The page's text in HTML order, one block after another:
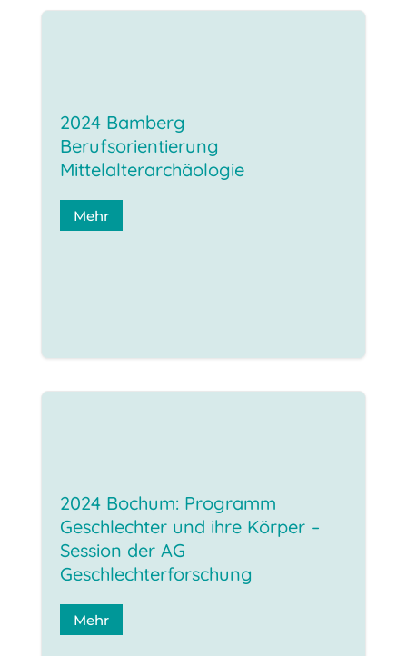
2024 Bamberg
Berufsorientierung
Mittelalterarchäologie
Mehr
2024 Bochum: Programm
Geschlechter und ihre Körper –
Session der AG
Geschlechterforschung
Mehr